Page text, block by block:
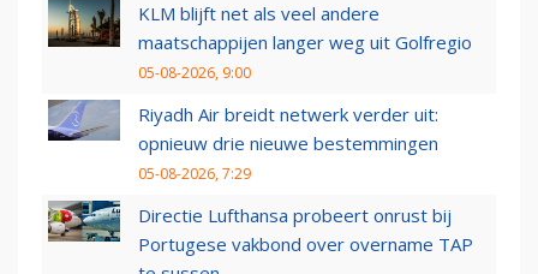
KLM blijft net als veel andere
maatschappijen langer weg uit Golfregio
05-08-2026, 9:00
Riyadh Air breidt netwerk verder uit:
opnieuw drie nieuwe bestemmingen
05-08-2026, 7:29
Directie Lufthansa probeert onrust bij
Portugese vakbond over overname TAP